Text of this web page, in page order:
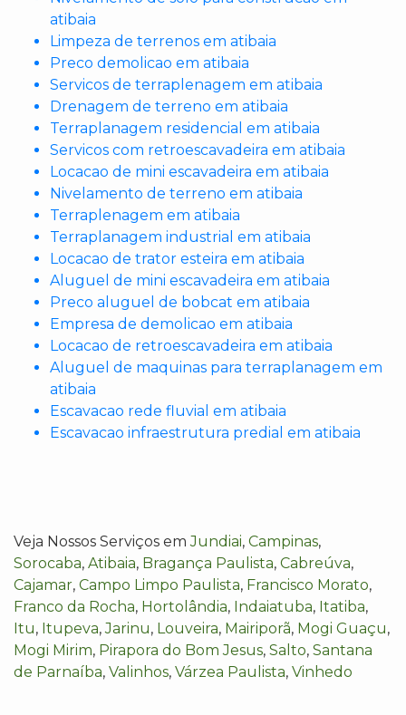
atibaia
Limpeza de terrenos em atibaia
Preco demolicao em atibaia
Servicos de terraplenagem em atibaia
Drenagem de terreno em atibaia
Terraplanagem residencial em atibaia
Servicos com retroescavadeira em atibaia
Locacao de mini escavadeira em atibaia
Nivelamento de terreno em atibaia
Terraplenagem em atibaia
Terraplanagem industrial em atibaia
Locacao de trator esteira em atibaia
Aluguel de mini escavadeira em atibaia
Preco aluguel de bobcat em atibaia
Empresa de demolicao em atibaia
Locacao de retroescavadeira em atibaia
Aluguel de maquinas para terraplanagem em
atibaia
Escavacao rede fluvial em atibaia
Escavacao infraestrutura predial em atibaia
Veja Nossos Serviços emJundiai, Campinas,
Sorocaba, Atibaia, Bragança Paulista, Cabreúva,
Cajamar, Campo Limpo Paulista, Francisco Morato,
Franco da Rocha, Hortolândia, Indaiatuba, Itatiba,
Itu, Itupeva,Jarinu, Louveira, Mairiporã, Mogi Guaçu,
Mogi Mirim, Pirapora do Bom Jesus, Salto, Santana
de Parnaíba, Valinhos, Várzea Paulista, Vinhedo